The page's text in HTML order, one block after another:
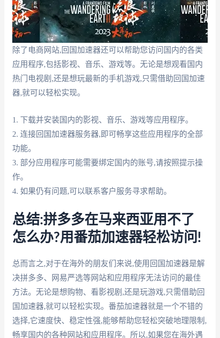
除了电商网站,回国加速器还可以帮助您访问国内的各类
应用程序,包括影视、音乐、游戏等。无论是想观看国内
热门电视剧,还是想玩最新的手机游戏,只需借助回国加速
器,就可以轻松实现。
1. 下载并安装国内的影视、音乐、游戏等应用程序。
2. 连接回国加速器服务器,即可畅享这些应用程序的全部
功能。
3. 部分应用程序可能需要绑定国内的账号,请按照提示操
作。
4. 如果仍有问题,可以联系客户服务寻求帮助。
总结:拼多多在马来西亚用不了
怎么办?用番茄加速器轻松访问!
总而言之,对于在海外的朋友们来说,使用回国加速器是解
决拼多多、网易严选等网站和应用程序无法访问的最佳
方法。无论是想购物、看影视剧,还是玩游戏,只需借助回
国加速器,就可以轻松实现。番茄加速器就是一个不错的
选择,它速度快、稳定性强,能够帮助您轻松突破地理限制,
畅享国内的各种网站和应用程序。所以,如果您在海外遇